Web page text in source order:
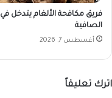
فريق مكافحة الألغام يتدخل في
الصافية
أغسطس 7, 2026
اترك تعليقاً